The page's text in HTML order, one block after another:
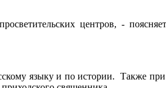
центров, -
языку и по истории. Также